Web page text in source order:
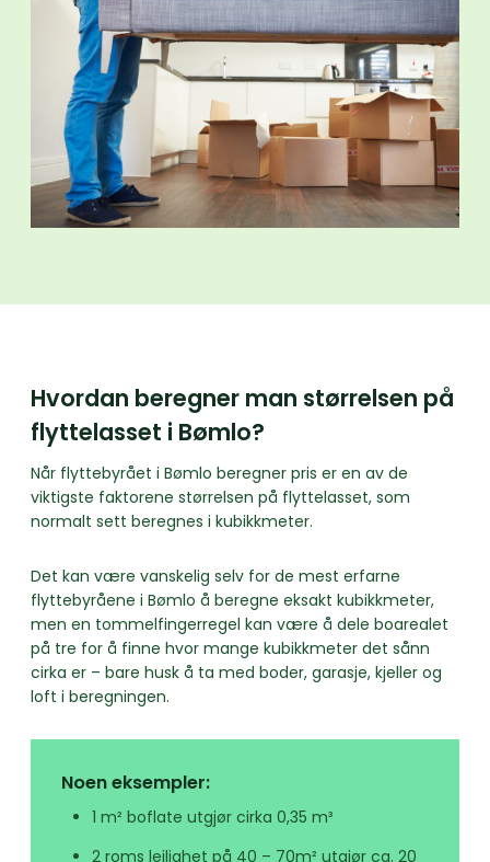
Hvordan beregner man størrelsen på
flyttelasset i Bømlo?
Når flyttebyrået i Bømlo beregner pris er en av de
viktigste faktorene størrelsen på flyttelasset, som
normalt sett beregnes i kubikkmeter.
Det kan være vanskelig selv for de mest erfarne
flyttebyråene i Bømlo å beregne eksakt kubikkmeter,
men en tommelfingerregel kan være å dele boarealet
på tre for å finne hvor mange kubikkmeter det sånn
cirka er – bare husk å ta med boder, garasje, kjeller og
loft i beregningen.
Noen eksempler:
1 m² boflate utgjør cirka 0,35 m³
2 roms leilighet på 40 – 70m² utgjør ca. 20